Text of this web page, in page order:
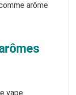
arôme
vape